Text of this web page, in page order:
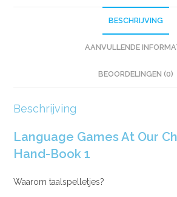
BESCHRIJVING
AANVULLENDE
BEOORDELINGEN (0)
Beschrijving
Language Games At Our
Hand-Book 1
Waarom taalspelletjes?